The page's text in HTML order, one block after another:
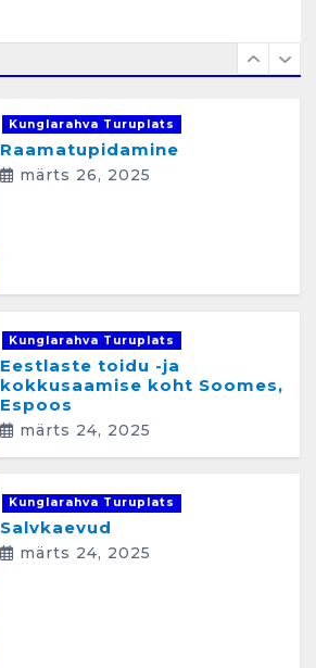
Kunglarahva Turuplats
Raamatupidamine
märts 26, 2025
Kunglarahva Turuplats
Eestlaste toidu -ja
kokkusaamise koht Soomes,
Espoos
märts 24, 2025
Kunglarahva Turuplats
Salvkaevud
märts 24, 2025